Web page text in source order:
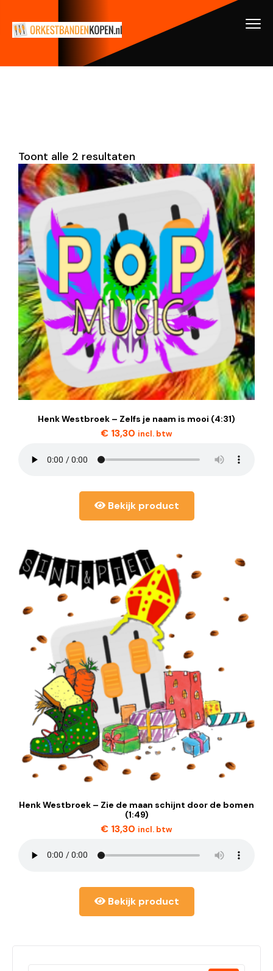
Toont alle 2 resultaten
Henk Westbroek – Zelfs je naam is mooi (4:31)
€ 13,30 incl. btw
Bekijk product
Henk Westbroek – Zie de maan schijnt door de bomen
(1:49)
€ 13,30 incl. btw
Bekijk product